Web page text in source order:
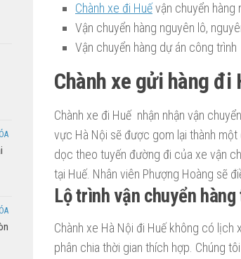
Chành xe đi Huếvận chuyển hàng
Vận chuyển hàng nguyên lô,
Vận chuyển hàng dự án công trình
Chành xe gửi hàng đi
Chành xe đi Huế nhận nhận vận
vực Hà Nội sẽ được gom lại thành một
dọc theo tuyến đường đi của xe vận
tại Huế. Nhân viên Phượng Hoàng sẽ
Lộ trình vận chuyển
Chành xe Hà Nội đi Huế không có
phân chia thời gian thích hợp. Chúng